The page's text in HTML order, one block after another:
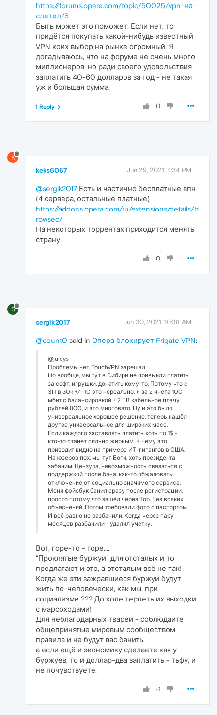
https://forums.opera.com/topic/50025/vpn-не-
слетел/5
Быть может это поможет. Если нет, то
придётся покупать какой-нибудь известный
VPN коих выбор на рынке огромный. Я
догадываюсь, что на форуме не очень много
миллионеров, но ради своего удовольствия
заплатить 40-60 долларов за год - не такая
уж и большая сумма.
0
1 Reply
K
keks6067 Jun 29, 2021, 4:34 PM
@sergik2017 Есть и частично бесплатные впн
(4 сервера, остальные платные)
https://addons.opera.com/ru/extensions/details/b
rowsec/
На некоторых торрентах приходится менять
страну.
0
S
sergik2017 Jun 30, 2021, 10:38 AM
@count0 said in Опера блокирует Frigate VPN:
@juicys
Проблемы нет, TouchVPN зарешал.
Но вообще, мы тут в Сибири не привыкли платить
за софт, игрушки, донатить кому-то. Потому что с
ЗП в 30к +/- 10 это нереально. Я за 2 инета 100
мбит с балансировкой + 2 ТВ кабельное плачу
рублей 800, и это многовато. Ну и это было
универсальное хорошее решение, теперь нашёл
другое универсальное для широких масс.
Если каждого заставлять платить хоть по 1$ -
кто-то станет сильно жирным. К чему это
приводит видно на примере ИТ-гигантов в США.
На юзеров пох, мы тут Боги, хоть президента
забаним. Цензура, невозможность связаться с
поддержкой после бана, как-то обжаловать
отключение от социально значимого сервиса.
Меня фэйсбук банил сразу после регистрации,
просто потому что зашёл через Тор. Без всяких
объяснений. Потом требовали фото с паспортом.
И всё равно не разбанили. Когда через пару
месяцев разбанили - удалил учетку.
Вот, горе-то - горе....
"Проклятые буржуи" для отсталых и то
предлагают и это, а отсталым всё не так!
Когда же эти зажравшиеся буржуи будут
жить по-человечески, как мы, при
социализме ??? До коле терпеть их выходки
с марсоходами!
Для неблагодарных тварей - соблюдайте
общепринятые мировым сообществом
правила и не будут вас банить,
а если ещё и экономику сделаете как у
буржуев, то и доллар-два заплатить - тьфу, и
не почувствуете.
-1